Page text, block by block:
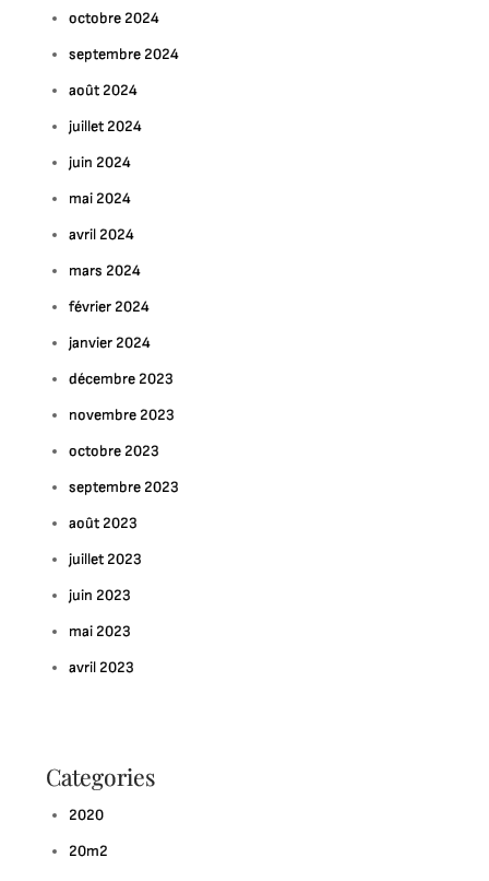
octobre 2024
septembre 2024
août 2024
juillet 2024
juin 2024
mai 2024
avril 2024
mars 2024
février 2024
janvier 2024
décembre 2023
novembre 2023
octobre 2023
septembre 2023
août 2023
juillet 2023
juin 2023
mai 2023
avril 2023
Categories
2020
20m2